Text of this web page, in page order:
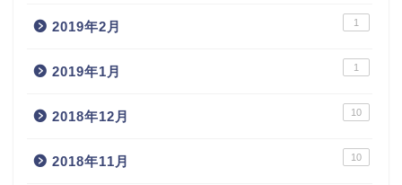
2019年2月 1
2019年1月 1
2018年12月 10
2018年11月 10